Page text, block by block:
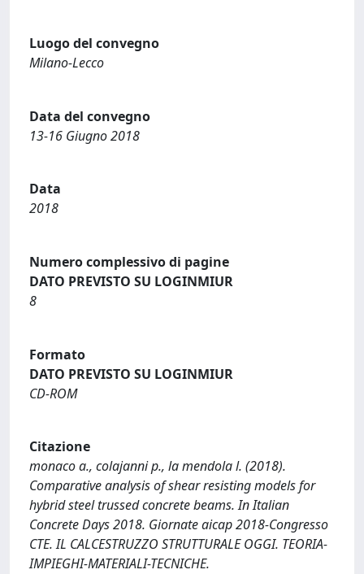
Luogo del convegno
Milano-Lecco
Data del convegno
13-16 Giugno 2018
Data
2018
Numero complessivo di pagine
DATO PREVISTO SU LOGINMIUR
8
Formato
DATO PREVISTO SU LOGINMIUR
CD-ROM
Citazione
monaco a., colajanni p., la mendola l. (2018).
Comparative analysis of shear resisting models for
hybrid steel trussed concrete beams. In Italian
Concrete Days 2018. Giornate aicap 2018-Congresso
CTE. IL CALCESTRUZZO STRUTTURALE OGGI. TEORIA-
IMPIEGHI-MATERIALI-TECNICHE.